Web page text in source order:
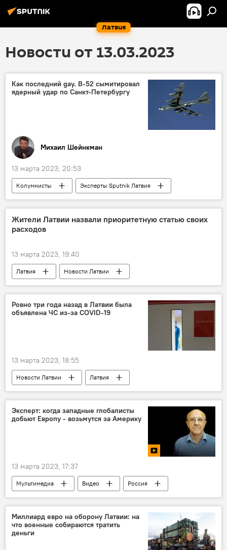
Латвия
Новости от 13.03.2023
Как последний gay. В-52 сымитировал
ядерный удар по Санкт-Петербургу
Михаил Шейнкман
13 марта 2023, 20:53
Колумнисты
Эксперты Sputnik Латвия
самолет
B-52
Россия
США
безопасность
Жители Латвии назвали приоритетную статью своих
расходов
13 марта 2023, 19:40
Латвия
Новости Латвии
Новости экономики Латвии
деньги
расходы
Ровно три года назад в Латвии была
объявлена ЧС из-за COVID-19
13 марта 2023, 18:55
Новости Латвии
Латвия
коронавирус
Эксперт: когда западные глобалисты
добьют Европу - возьмутся за Америку
13 марта 2023, 17:37
Мультимедиа Видео
Россия
США
Европа экономика
Миллиард евро на оборону Латвии: на
что военные собираются тратить
деньги